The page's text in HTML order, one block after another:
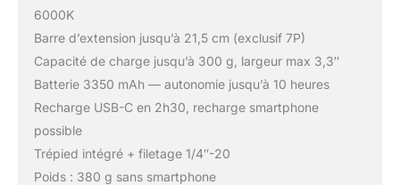
6000K
Barre d’extension jusqu’à 21,5 cm (exclusif 7P)
Capacité de charge jusqu’à 300 g, largeur max 3,3″
Batterie 3350 mAh — autonomie jusqu’à 10 heures
Recharge USB-C en 2h30, recharge smartphone
possible
Trépied intégré + filetage 1/4″-20
Poids : 380 g sans smartphone